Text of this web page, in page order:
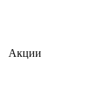
Акции